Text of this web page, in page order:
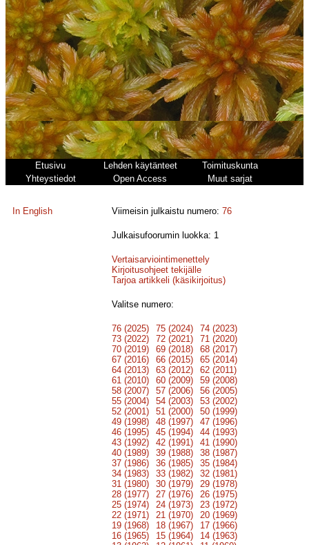
Etusivu Lehden käytänteet
Toimituskunta
Yhteystiedot
Open Access Muut sarjat
In English Viimeisin julkaistu numero:76
Julkaisufoorumin luokka: 1
Vertaisarviointimenettely
Kirjoitusohjeet tekijälle
Tarjoa artikkeli (käsikirjoitus)
Valitse numero:
76 (2025) 75 (2024)
74 (2023)
73 (2022)
72 (2021)
71 (2020)
70 (2019)
69 (2018)
68 (2017)
67 (2016)
66 (2015)
65 (2014)
64 (2013)
63 (2012)
62 (2011)
61 (2010)
60 (2009)
59 (2008)
58 (2007)
57 (2006)
56 (2005)
55 (2004)
54 (2003)
53 (2002)
52 (2001)
51 (2000)
50 (1999)
49 (1998)
48 (1997)
47 (1996)
46 (1995)
45 (1994)
44 (1993)
43 (1992)
42 (1991)
41 (1990)
40 (1989)
39 (1988)
38 (1987)
37 (1986)
36 (1985)
35 (1984)
34 (1983)
33 (1982)
32 (1981)
31 (1980)
30 (1979)
29 (1978)
28 (1977)
27 (1976)
26 (1975)
25 (1974)
24 (1973)
23 (1972)
22 (1971)
21 (1970)
20 (1969)
19 (1968)
18 (1967)
17 (1966)
16 (1965)
15 (1964)
14 (1963)